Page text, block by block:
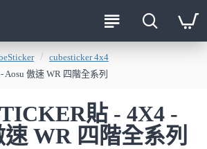
cubesticker 4x4
Aosu 傲速 WR 四階全系列
貼 - 4X4 -
WR 四階全系列